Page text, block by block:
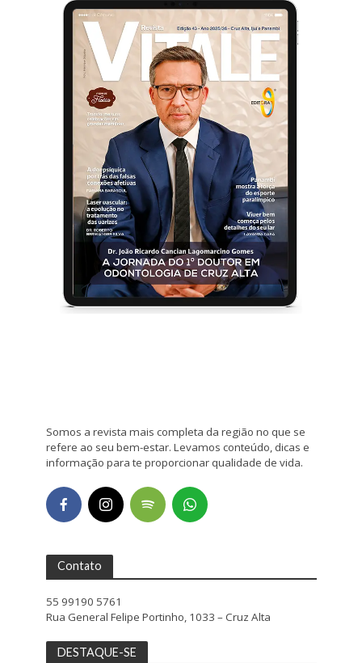
Somos a revista mais completa da região no que se
refere ao seu bem-estar. Levamos conteúdo, dicas e
informação para te proporcionar qualidade de vida.
Contato
55 99190 5761
Rua General Felipe Portinho, 1033 – Cruz Alta
DESTAQUE-SE